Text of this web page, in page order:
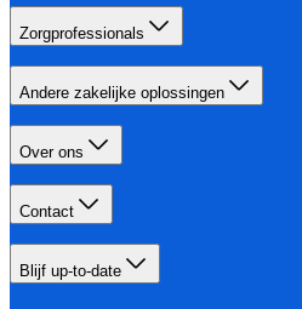
Zorgprofessionals
Andere zakelijke oplossingen
Over ons
Contact
Blijf up-to-date